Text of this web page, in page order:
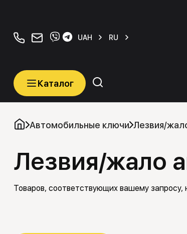
+380934077070
orders@carkeys.com.ua
UAH RU
Каталог
Каталог
Категории
Автомобильные ключи
Автомобильные ключи Лезвия/
Лезвия/жало
Товаров, соответствующих вашему запросу,